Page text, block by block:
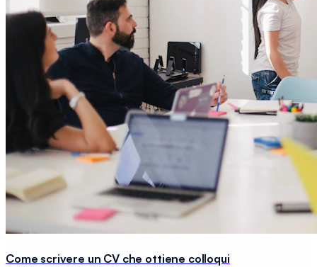
Come scrivere un CV che ottiene colloqui